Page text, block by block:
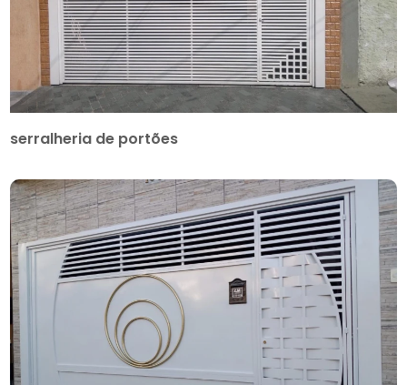
serralheria de portões